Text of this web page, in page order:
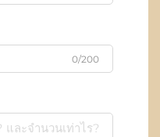
0/200